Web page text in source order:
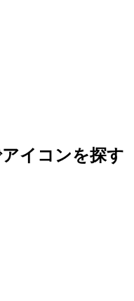
イコンを探す